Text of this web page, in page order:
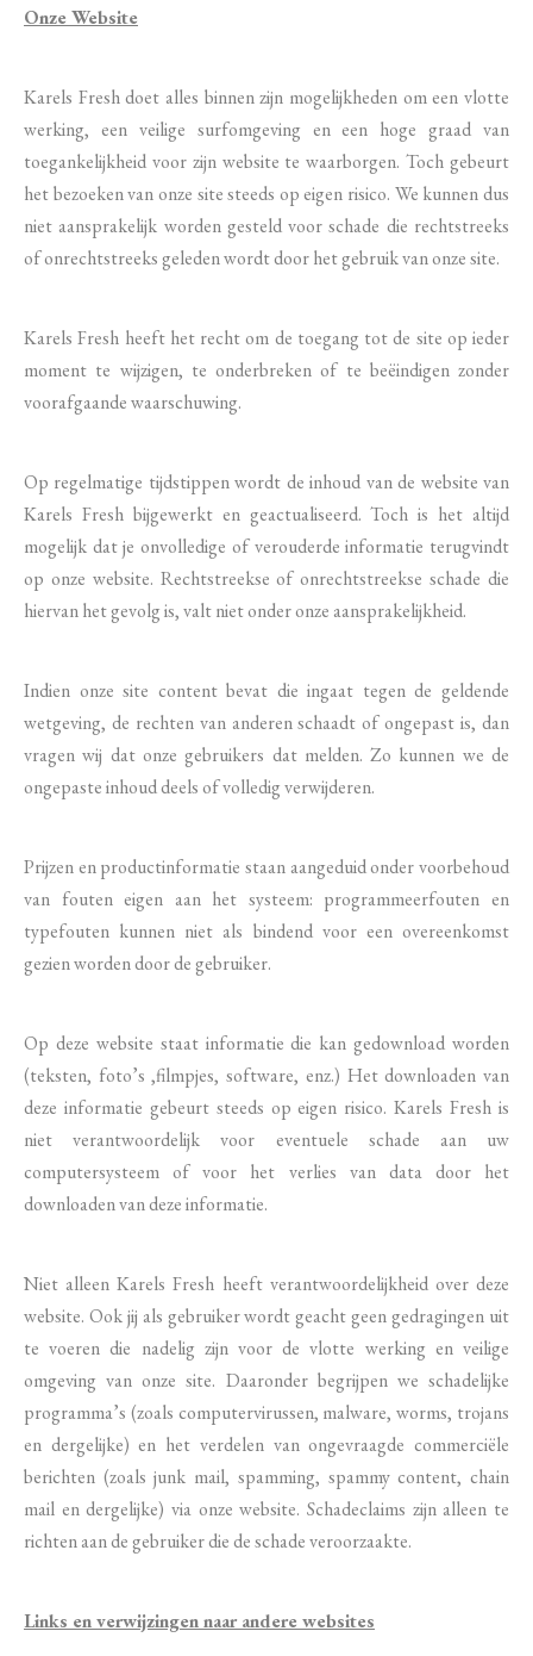
Onze Website
Karels Fresh doet alles binnen zijn mogelijkheden om een vlotte
werking, een veilige surfomgeving en een hoge graad van
toegankelijkheid voor zijn website te waarborgen. Toch gebeurt
het bezoeken van onze site steeds op eigen risico. We kunnen dus
niet aansprakelijk worden gesteld voor schade die rechtstreeks
of onrechtstreeks geleden wordt door het gebruik van onze site.
Karels Fresh heeft het recht om de toegang tot de site op ieder
moment te wijzigen, te onderbreken of te beëindigen zonder
voorafgaande waarschuwing.
Op regelmatige tijdstippen wordt de inhoud van de website van
Karels Fresh bijgewerkt en geactualiseerd. Toch is het altijd
mogelijk dat je onvolledige of verouderde informatie terugvindt
op onze website. Rechtstreekse of onrechtstreekse schade die
hiervan het gevolg is, valt niet onder onze aansprakelijkheid.
Indien onze site content bevat die ingaat tegen de geldende
wetgeving, de rechten van anderen schaadt of ongepast is, dan
vragen wij dat onze gebruikers dat melden. Zo kunnen we de
ongepaste inhoud deels of volledig verwijderen.
Prijzen en productinformatie staan aangeduid onder voorbehoud
van fouten eigen aan het systeem: programmeerfouten en
typefouten kunnen niet als bindend voor een overeenkomst
gezien worden door de gebruiker.
Op deze website staat informatie die kan gedownload worden
(teksten, foto’s ,filmpjes, software, enz.) Het downloaden van
deze informatie gebeurt steeds op eigen risico. Karels Fresh is
niet verantwoordelijk voor eventuele schade aan uw
computersysteem of voor het verlies van data door het
downloaden van deze informatie.
Niet alleen Karels Fresh heeft verantwoordelijkheid over deze
website. Ook jij als gebruiker wordt geacht geen gedragingen uit
te voeren die nadelig zijn voor de vlotte werking en veilige
omgeving van onze site. Daaronder begrijpen we schadelijke
programma’s (zoals computervirussen, malware, worms, trojans
en dergelijke) en het verdelen van ongevraagde commerciële
berichten (zoals junk mail, spamming, spammy content, chain
mail en dergelijke) via onze website. Schadeclaims zijn alleen te
richten aan de gebruiker die de schade veroorzaakte.
Links en verwijzingen naar andere websites